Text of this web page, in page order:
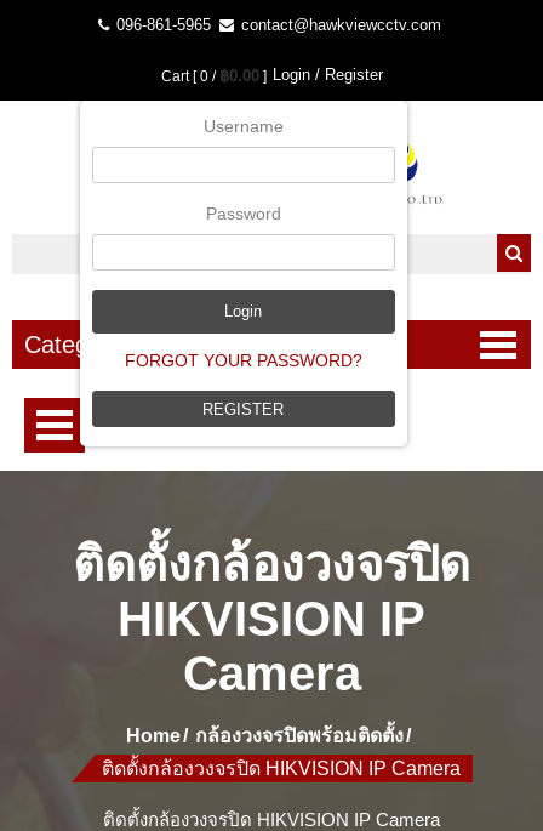
096-861-5965 contact@hawkviewcctv.com
Cart [ 0 / ฿0.00] Login / Register
Username
Password
FORGOT YOUR PASSWORD?
REGISTER
Categories
ติดตั้งกล้องวงจรปิด
HIKVISION IP
Camera
Home
กล้องวงจรปิดพร้อมติดตั้ง
ติดตั้งกล้องวงจรปิด HIKVISION IP Camera
ติดตั้งกล้องวงจรปิด HIKVISION IP Camera